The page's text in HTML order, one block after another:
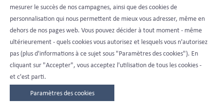
mesurer le succès de nos campagnes, ainsi que des cookies de
personnalisation qui nous permettent de mieux vous adresser, même en
dehors de nos pages web. Vous pouvez décider à tout moment - même
ultérieurement - quels cookies vous autorisez et lesquels vous n'autorisez
pas (plus d'informations à ce sujet sous "Paramètres des cookies"). En
cliquant sur "Accepter", vous acceptez l'utilisation de tous les cookies -
et c'est parti.
Paramètres des cookies